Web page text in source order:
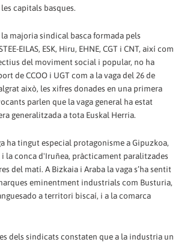
capitals basques.
majoria sindical basca formada pels
EILAS, ESK, Hiru, EHNE, CGT i CNT, així com
del moviment social i popular, no ha
de CCOO i UGT com a la vaga del 26 de
això, les xifres donades en una primera
parlen que la vaga general ha estat
generalitzada a tota Euskal Herria.
ha tingut especial protagonisme a Gipuzkoa,
la conca d'Iruñea, pràcticament paralitzades
del matí. A Bizkaia i Araba la vaga s’ha sentit
eminentment industrials com Busturia,
a territori biscaí, i a la comarca
dels sindicats constaten que a la industria un